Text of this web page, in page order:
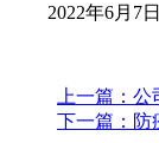
2022年6月 7
上一篇：
下一篇：防